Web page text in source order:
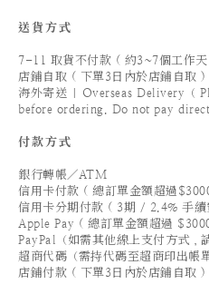
送貨方式
7-11 取貨不付款 ( 約3~7個工作
店鋪自取 ( 下單3日內於店鋪自取 )
海外寄送 | Overseas Delivery（
before ordering. Do not pay
付款方式
銀行轉帳／ATM
信用卡付款 ( 總訂單金額超過
信用卡分期付款 ( 3期 / 2.4% 手續
Apple Pay ( 總訂單金額超過
PayPal（如需其他線上支付方式，
超商代碼（需持代碼至超商印出帳
店鋪付款 ( 下單3日內於店鋪自取 )